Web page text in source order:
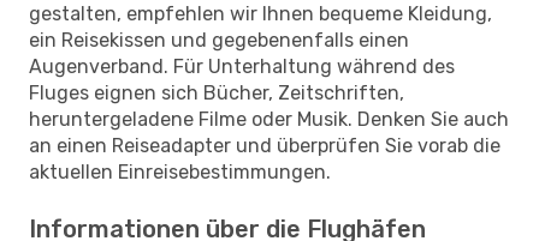
gestalten, empfehlen wir Ihnen bequeme Kleidung,
ein Reisekissen und gegebenenfalls einen
Augenverband. Für Unterhaltung während des
Fluges eignen sich Bücher, Zeitschriften,
heruntergeladene Filme oder Musik. Denken Sie auch
an einen Reiseadapter und überprüfen Sie vorab die
aktuellen Einreisebestimmungen.
Informationen über die Flughäfen